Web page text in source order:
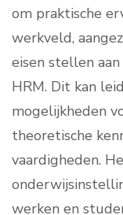
om praktische
werkveld,
eisen stellen
HRM. Dit kan
mogelijkheden
theoretische
vaardigheden.
werken en